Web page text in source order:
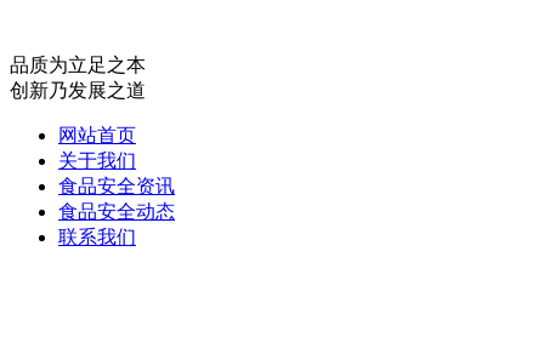
品质为立足之本
创新乃发展之道
网站首页
关于我们
食品安全资讯
食品安全动态
联系我们